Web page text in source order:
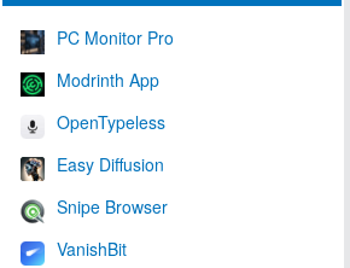
PC Monitor Pro
Modrinth App
OpenTypeless
Easy Diffusion
Snipe Browser
VanishBit